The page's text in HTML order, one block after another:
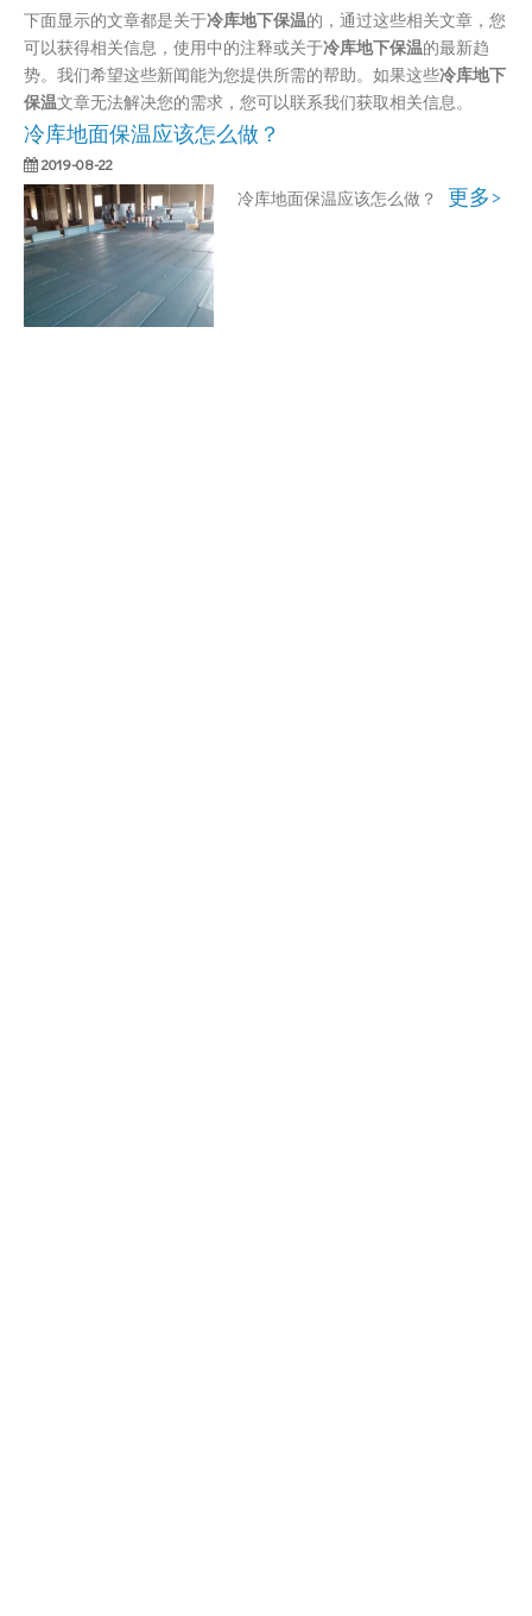
下面显示的文章都是关于冷库地下保温的，通过这些相关文章，您
可以获得相关信息，使用中的注释或关于冷库地下保温的最新趋
势。我们希望这些新闻能为您提供所需的帮助。如果这些冷库地下
保温文章无法解决您的需求，您可以联系我们获取相关信息。
冷库地面保温应该怎么做？
2019-08-22
冷库地面保温应该怎么做？ 更多>